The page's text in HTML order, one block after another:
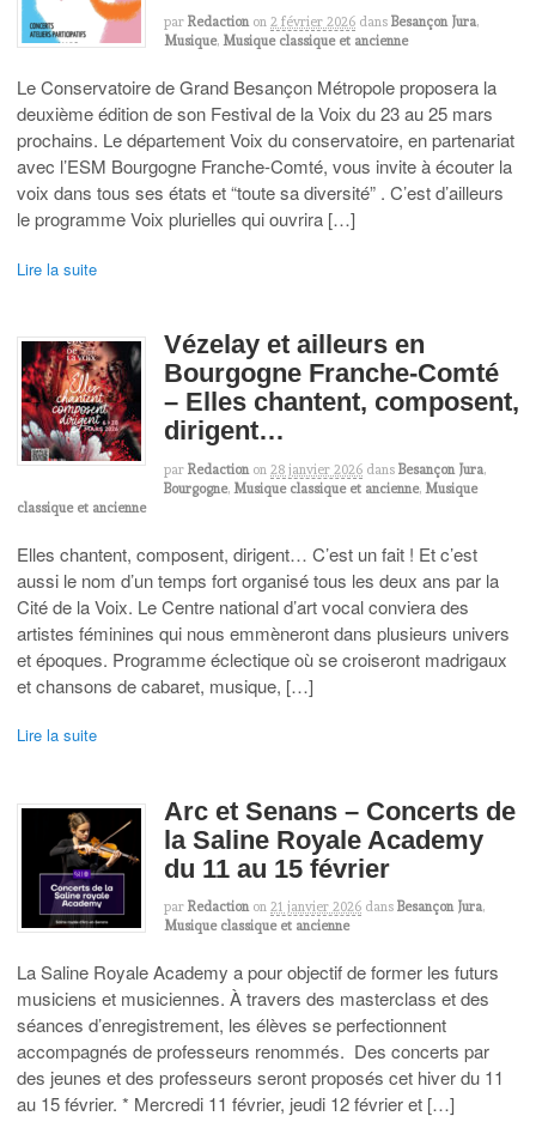
par Redaction on 2 février 2026 dans Besançon Jura,
Musique, Musique classique et ancienne
Le Conservatoire de Grand Besançon Métropole proposera la
deuxième édition de son Festival de la Voix du 23 au 25 mars
prochains. Le département Voix du conservatoire, en partenariat
avec l’ESM Bourgogne Franche-Comté, vous invite à écouter la
voix dans tous ses états et “toute sa diversité” . C’est d’ailleurs
le programme Voix plurielles qui ouvrira […]
Lire la suite
Vézelay et ailleurs en
Bourgogne Franche-Comté
– Elles chantent, composent,
dirigent…
par Redaction on 28 janvier 2026 dans Besançon Jura,
Bourgogne, Musique classique et ancienne, Musique
classique et ancienne
Elles chantent, composent, dirigent… C’est un fait ! Et c’est
aussi le nom d’un temps fort organisé tous les deux ans par la
Cité de la Voix. Le Centre national d’art vocal conviera des
artistes féminines qui nous emmèneront dans plusieurs univers
et époques. Programme éclectique où se croiseront madrigaux
et chansons de cabaret, musique, […]
Lire la suite
Arc et Senans – Concerts de
la Saline Royale Academy
du 11 au 15 février
par Redaction on 21 janvier 2026 dans Besançon Jura,
Musique classique et ancienne
La Saline Royale Academy a pour objectif de former les futurs
musiciens et musiciennes. À travers des masterclass et des
séances d’enregistrement, les élèves se perfectionnent
accompagnés de professeurs renommés. Des concerts par
des jeunes et des professeurs seront proposés cet hiver du 11
au 15 février. * Mercredi 11 février, jeudi 12 février et […]